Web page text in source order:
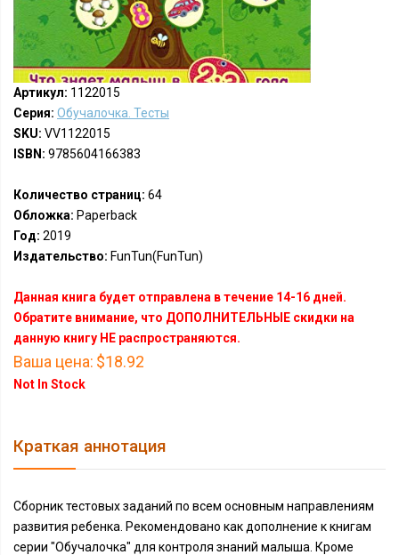
Артикул: 1122015
Серия: Обучалочка. Тесты
SKU: VV1122015
ISBN: 9785604166383
Количество страниц: 64
Обложка: Paperback
Год: 2019
Издательство: FunTun(FunTun)
Данная книга будет отправлена в течение 14-16 дней.
Обратите внимание, что ДОПОЛНИТЕЛЬНЫЕ скидки на
данную книгу НЕ распространяются.
Ваша цена: $18.92
Not In Stock
Краткая аннотация
Сборник тестовых заданий по всем основным направлениям
развития ребенка. Рекомендовано как дополнение к книгам
серии "Обучалочка" для контроля знаний малыша. Кроме